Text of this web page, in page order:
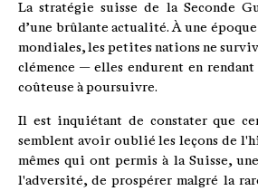
La stratégie suisse de la Seconde
d’une brûlante actualité. À une
mondiales, les petites nations ne
clémence — elles endurent en
coûteuse à poursuivre.
Il est inquiétant de constater que
semblent avoir oublié les leçons de
mêmes qui ont permis à la Suisse,
l'adversité, de prospérer malgré la